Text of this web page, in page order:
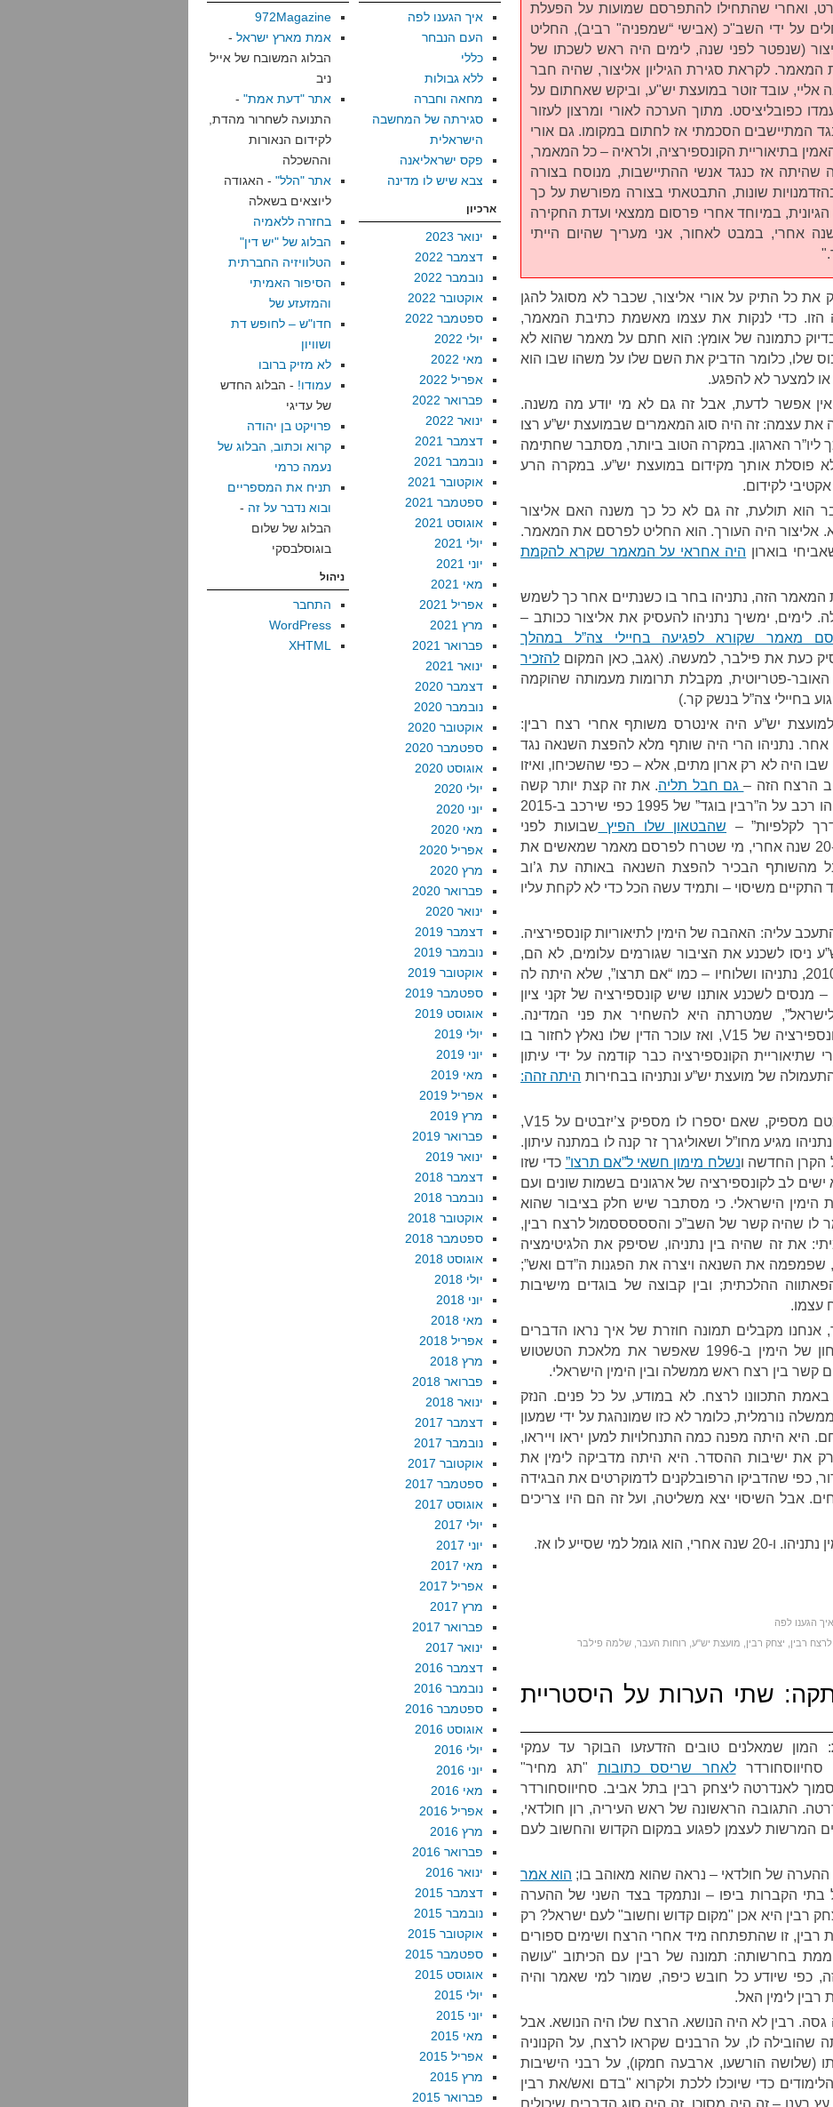
ואחרי שהתחילו להתפרסם שמועות על הפעלת
על ידי השב"כ (אבישי “שמפניה" רביב), החליט
(שנפטר לפני שנה, לימים היה ראש לשכתו של
המאמר. לקראת סגירת הגיליון אליצור, שהיה חבר
אליי, עובד זוטר במועצת יש"ע, וביקש שאחתום על
כפובליציסט. מתוך הערכה לאורי ומרצון לעזור
המתיישבים הסכמתי אז לחתום במקומו. גם אורי
בתיאוריית הקונספירציה, ולראיה – כל המאמר,
שהיתה אז כנגד אנשי ההתיישבות, מנוסח בצורה
שונות, התבטאתי בצורה מפורשת על כך
הגיונית, במיוחד אחרי פרסום ממצאי ועדת החקירה
השופט שמגר. 20 שנה אחרי, במבט לאחור, אני מעריך שהיום הייתי
את כל התיק על אורי אליצור, שכבר לא מסוגל להגן
כדי לנקות את עצמו מאשמת כתיבת המאמר,
כתמונה של אומץ: הוא חתם על מאמר שהוא לא
שלו, כלומר הדביק את השם שלו על משהו שבו הוא
או למצער לא להפגע.
אפשר לדעת, אבל זה גם לא מי יודע מה משנה.
את עצמה: זה היה סוג המאמרים שבמועצת יש”ע רצו
ליו”ר הארגון. במקרה הטוב ביותר, מסתבר שחתימה
לא פוסלת אותך מקידום במועצת יש”ע. במקרה הרע
לקידום.
הוא תולעת, זה גם לא כל כך משנה האם אליצור
אליצור היה העורך. הוא החליט לפרסם את המאמר.
בוארון היה אחראי על המאמר שקרא להקמת
המאמר הזה, נתניהו בחר בו כשנתיים אחר כך לשמש
ימשיך נתניהו להעסיק את אליצור ככותב –
מאמר שקורא לפגיעה בחיילי צה”ל במהלך
כעת את פילבר, למעשה. (אגב, כאן המקום להזכיר
האובר-פטריוטית, מקבלת תרומות מעמותה שהוקמה
בחיילי צה”ל בנשק קר.)
יש”ע היה אינטרס משותף אחרי רצח רבין:
נתניהו הרי היה שותף מלא להפצת השנאה נגד
היה לא רק ארון מתים, אלא – כפי שהשכיחו, ואיזו
הרצח הזה –גם חבל תליה. את זה קצת יותר קשה
להסביר, אז מעלימים. נתניהו רכב על ה”רבין בוגד” של 1995 כפי שירכב ב-2015
לקלפיות” – שהבטאון שלו הפיץ שבועות לפני
שנתניהו אמר זאת בקולו. ו-20 שנה אחרי, מי שטרח לפרסם מאמר שמאשים את
מהשותף הבכיר להפצת השנאה באותה עת ג’וב
התקיים משיסוי – ותמיד עשה הכל כדי לא לקחת עליו
עליה: האהבה של הימין לתיאוריות קונספירציה.
יש”ע ניסו לשכנע את הציבור שגורמים עלומים, לא הם,
אחראים לרצח רבין. מאז 2010, נתניהו ושלוחיו – כמו “אם תרצו”, שלא היתה לה
לשכנע אותנו שיש קונספירציה של זקני ציון
שמטרתה היא להשחיר את פני המדינה.
ב-2015, נתניהו רץ על הקונספירציה של V15, ואז עוכר הדין שלו נאלץ לחזור בו
הקונספירציה כבר קודמה על ידי עיתון
של מועצת יש”ע ונתניהו בבחירות היתה זהה:
כי מסתבר שהציבור מטומטם מספיק, שאם יספרו לו מספיק צ’יזבטים על V15,
מגיע מחו”ל ושאוליגרך זר קנה לו במתנה עיתון.
החדשה ונשלח מימון חשאי ל”אם תרצו” כדי שזו
לב לקונספירציה של ארגונים בשמות שונים ועם
הימין הישראלי. כי מסתבר שיש חלק בציבור שהוא
לו שהיה קשר של השב”כ והסססססמול לרצח רבין,
את זה שהיה בין נתניהו, שסיפק את הלגיטימציה
שפמפמה את השנאה ויצרה את הפגנות ה”דם ואש”;
ההלכתית; ובין קבוצה של בוגדים מישיבות
עצמו.
מקבלים תמונה חוזרת של איך נראו הדברים
באמת ב-1995, לפני הנצחון של הימין ב-1996 שאפשר את מלאכת הטשטוש
קשר בין רצח ראש ממשלה ובין הימין הישראלי.
התכוונו לרצח. לא במודע, על כל פנים. הנזק
נורמלית, כלומר לא כזו שמונהגת על ידי שמעון
היא היתה מפנה כמה התנחלויות למען יראו וייראו,
את ישיבות ההסדר. היא היתה מדביקה לימין את
כפי שהדביקו הרפובלקנים לדמוקרטים את הבגידה
אבל השיסוי יצא משליטה, ועל זה הם היו צריכים
למי שסייע לו אז.
איך הגענו לפה
רבין יצחק רבין מועצת יש"ע רוחות העבר שלמה פילבר
שתי הערות על היסטריית
: המון שמאלנים טובים הזדעזעו הבוקר עד עמקי
לאחר שריסס כתובות"תג מחיר"
לאנדרטה ליצחק רבין בתל אביב. סחיווסחורדר
התגובה הראשונה של ראש העיריה, רון חולדאי,
המרשות לעצמן לפגוע במקום הקדוש והחשוב לעם
ההערה של חולדאי – נראה שהוא מאוהב בו; הוא אמר
בתי הקברות ביפו – ונתמקד בצד השני של ההערה
רבין היא אכן "מקום קדוש וחשוב" לעם ישראל? רק
זו שהתפתחה מיד אחרי הרצח ושימים ספורים
בחרשותה: תמונה של רבין עם הכיתוב "עושה
כפי שיודע כל חובש כיפה, שמור למי שאמר והיה
לימין האל.
גסה. רבין לא היה הנושא. הרצח שלו היה הנושא. אבל
לו, על הרבנים שקראו לרצח, על הקנוניה
(שלושה הורשעו, ארבעה חמקו), על רבני הישיבות
כדי שיוכלו ללכת ולקרוא "בדם ואש/את רבין
רענן – זה היה מסוכן. זה היה סוג הדברים שיכולים
איך הגענו לפה
העם הנבחר
כללי
ללא גבולות
מחאה וחברה
סגירתה של המחשבה
הישראלית
פקס ישראליאנה
צבא שיש לו מדינה
ארכיון
ינואר 2023
דצמבר 2022
נובמבר 2022
אוקטובר 2022
ספטמבר 2022
יולי 2022
מאי 2022
אפריל 2022
פברואר 2022
ינואר 2022
דצמבר 2021
נובמבר 2021
אוקטובר 2021
ספטמבר 2021
אוגוסט 2021
יולי 2021
יוני 2021
מאי 2021
אפריל 2021
מרץ 2021
פברואר 2021
ינואר 2021
דצמבר 2020
נובמבר 2020
אוקטובר 2020
ספטמבר 2020
אוגוסט 2020
יולי 2020
יוני 2020
מאי 2020
אפריל 2020
מרץ 2020
פברואר 2020
ינואר 2020
דצמבר 2019
נובמבר 2019
אוקטובר 2019
ספטמבר 2019
אוגוסט 2019
יולי 2019
יוני 2019
מאי 2019
אפריל 2019
מרץ 2019
פברואר 2019
ינואר 2019
דצמבר 2018
נובמבר 2018
אוקטובר 2018
ספטמבר 2018
אוגוסט 2018
יולי 2018
יוני 2018
מאי 2018
אפריל 2018
מרץ 2018
פברואר 2018
ינואר 2018
דצמבר 2017
נובמבר 2017
אוקטובר 2017
ספטמבר 2017
אוגוסט 2017
יולי 2017
יוני 2017
מאי 2017
אפריל 2017
מרץ 2017
פברואר 2017
ינואר 2017
דצמבר 2016
נובמבר 2016
ספטמבר 2016
אוגוסט 2016
יולי 2016
יוני 2016
מאי 2016
אפריל 2016
מרץ 2016
פברואר 2016
ינואר 2016
דצמבר 2015
נובמבר 2015
אוקטובר 2015
ספטמבר 2015
אוגוסט 2015
יולי 2015
יוני 2015
מאי 2015
אפריל 2015
מרץ 2015
פברואר 2015
972Magazine
אמת מארץ ישראל -
הבלוג המשובח של אייל
ניב
אתר "דעת אמת" -
התנועה לשחרור מהדת,
לקידום הנאורות
וההשכלה
אתר "הלל" - האגודה
ליוצאים בשאלה
בחזרה ללאמיה
הבלוג של "יש דין"
הטלוויזיה החברתית
הסיפור האמיתי
והמזעזע של
חדו"ש – לחופש דת
ושוויון
לא מזיק ברובו
עמודו! - הבלוג החדש
של עדיגי
פרויקט בן יהודה
קרוא וכתוב, הבלוג של
נעמה כרמי
תניח את המספריים
ובוא נדבר על זה -
הבלוג של שלום
בוגוסלבסקי
ניהול
התחבר
WordPress
XHTML